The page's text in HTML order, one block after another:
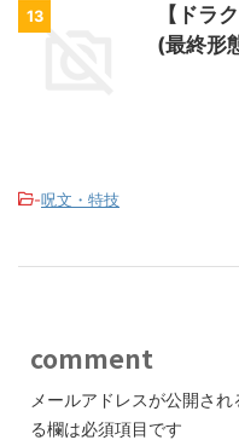
13
【ドラ
(最終形
-呪文・特技
comment
メールアドレスが公開され
る欄は必須項目です